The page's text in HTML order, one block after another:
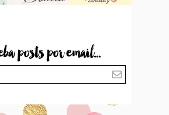
posts por email...